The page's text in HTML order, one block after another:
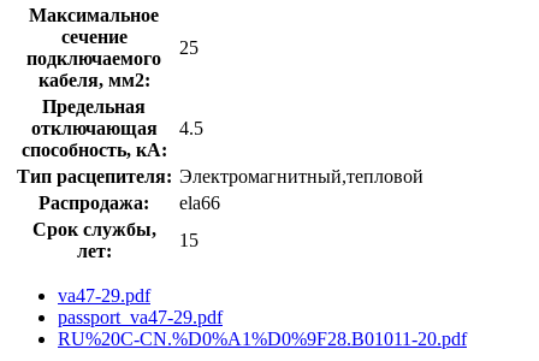
Максимальное
сечение
подключаемого
кабеля, мм2:
25
Предельная
отключающая
способность, кA:
4.5
Тип расцепителя: Электромагнитный,тепловой
Распродажа:
ela66
Срок службы,
лет:
15
va47-29.pdf
passport_va47-29.pdf
RU%20C-CN.%D0%A1%D0%9F28.B01011-20.pdf